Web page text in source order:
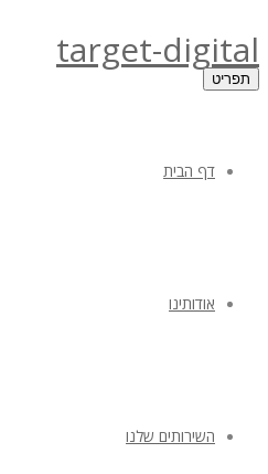
target-digital
תפריט
דף הבית
אודותינו
השירותים שלנו